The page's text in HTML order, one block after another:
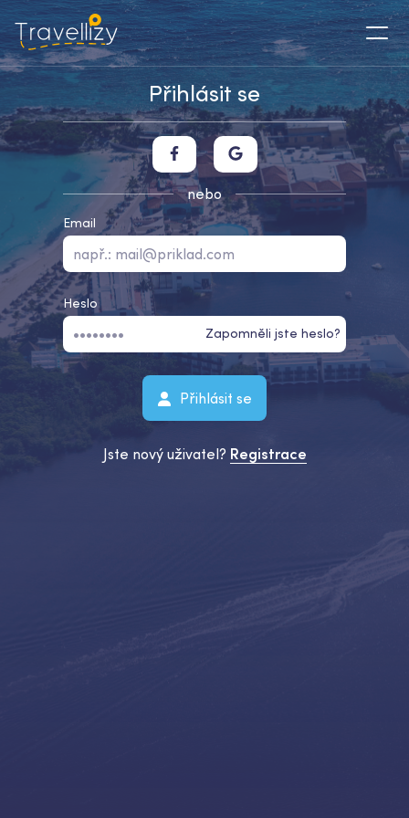
Přihlásit se
nebo
Email
Heslo
Zapomněli jste heslo?
Přihlásit se
Jste nový uživatel? Registrace